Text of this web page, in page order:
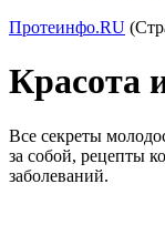
Протеинфо.RU
Красота
Все секреты
за собой, рецепты
заболеваний.